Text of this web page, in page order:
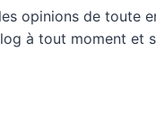
opinions de toute
à tout moment et